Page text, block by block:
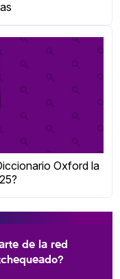
Oxford la
de la red